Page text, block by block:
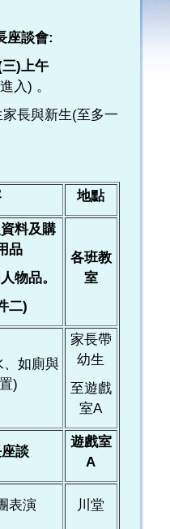
座談會:
)上午
入) 。
長與新生(至多一
地點
料及購
品
物品。
二)
各班教
室
、如廁與
)
家長帶
幼生
至遊戲
室A
談
遊戲室
A
表演 川堂